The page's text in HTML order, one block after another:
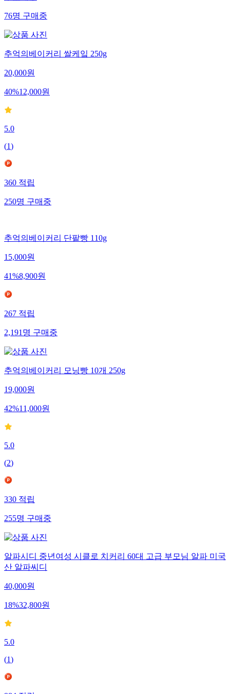
76명구매중
추억의베이커리 쌀케잌 250g
20,000원
40%12,000원
5.0
(1)
360적립
250명구매중
추억의베이커리 단팥빵 110g
15,000원
41%8,900원
267적립
2,191명구매중
추억의베이커리 모닝빵 10개 250g
19,000원
42%11,000원
5.0
(2)
330적립
255명구매중
알파시디 중년여성 시클로 치커리 60대 고급 부모님 알파 미국
산 알파씨디
40,000원
18%32,800원
5.0
(1)